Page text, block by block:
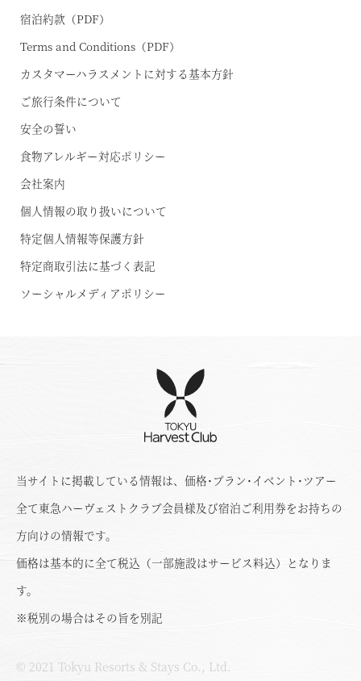
宿泊約款（PDF）
Terms and Conditions（PDF）
カスタマーハラスメントに対する基本方針
ご旅行条件について
安全の誓い
食物アレルギー対応ポリシー
会社案内
個人情報の取り扱いについて
特定個人情報等保護方針
特定商取引法に基づく表記
ソーシャルメディアポリシー
当サイトに掲載している情報は、価格･プラン･イベント･ツアー
全て東急ハーヴェストクラブ会員様及び宿泊ご利用券をお持ちの
方向けの情報です。
価格は基本的に全て税込（一部施設はサービス料込）となりま
す。
※税別の場合はその旨を別記
© 2021 Tokyu Resorts & Stays Co., Ltd.